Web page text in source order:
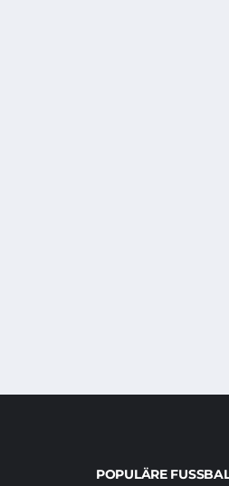
POPULÄRE